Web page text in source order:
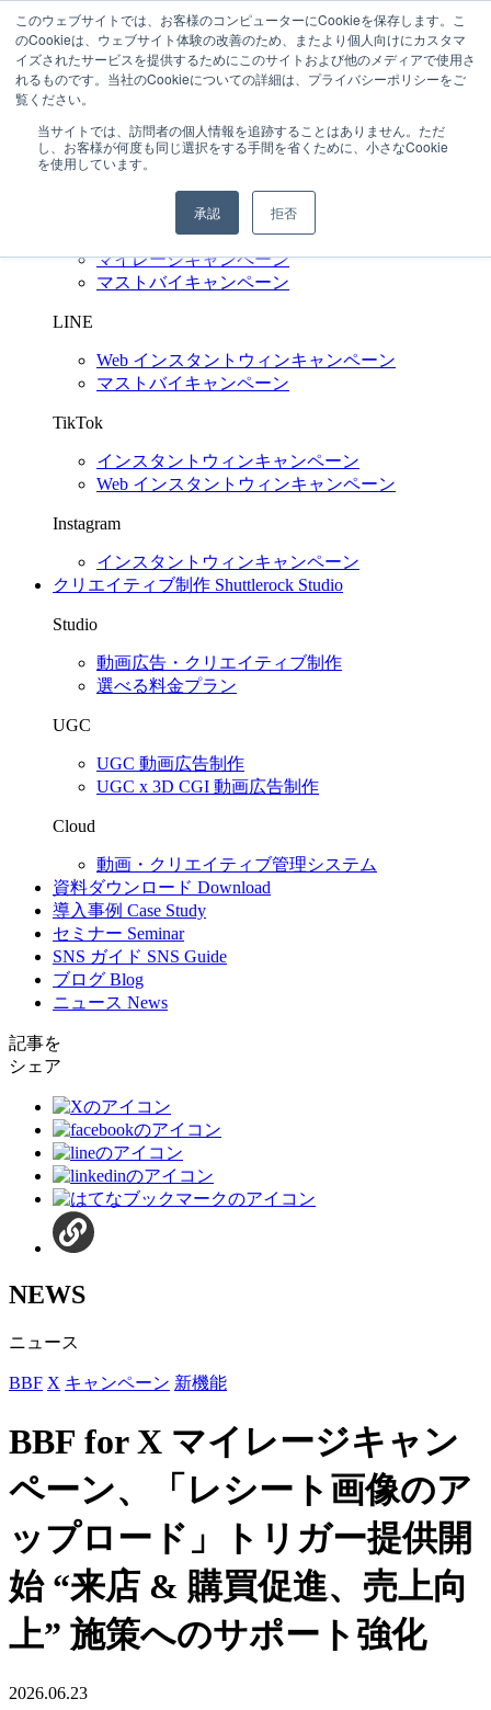
このウェブサイトでは、お客様のコンピューターにCookieを保存します。こ
のCookieは、ウェブサイト体験の改善のため、またより個人向けにカスタマ
イズされたサービスを提供するためにこのサイトおよび他のメディアで使用さ
れるものです。当社のCookieについての詳細は、プライバシーポリシーをご
覧ください。
当サイトでは、訪問者の個人情報を追跡することはありません。ただ
し、お客様が何度も同じ選択をする手間を省くために、小さなCookie
を使用しています。
承認 拒否
03-6272-6480
SNS キャンペーン支援 Shuttlerock BBF
X(Twitter)
インスタントウィンキャンペーン
Web インスタントウィンキャンペーン
マイレージキャンペーン
マストバイキャンペーン
LINE
Web インスタントウィンキャンペーン
マストバイキャンペーン
TikTok
インスタントウィンキャンペーン
Web インスタントウィンキャンペーン
Instagram
インスタントウィンキャンペーン
クリエイティブ制作 Shuttlerock Studio
Studio
動画広告・クリエイティブ制作
選べる料金プラン
UGC
UGC 動画広告制作
UGC x 3D CGI 動画広告制作
Cloud
動画・クリエイティブ管理システム
資料ダウンロード Download
導入事例 Case Study
セミナー Seminar
SNS ガイド SNS Guide
ブログ Blog
ニュース News
記事を
シェア
NEWS
ニュース
BBF X キャンペーン 新機能
BBF for X マイレージキャン
ペーン、「レシート画像のア
ップロード」トリガー提供開
始 “来店 & 購買促進、売上向
上” 施策へのサポート強化
2026.06.23